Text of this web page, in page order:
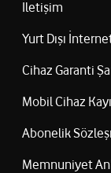
İletişim
Yurt Dışı
Cihaz Garanti
Mobil Cihaz
Abonelik
Memnuniyet